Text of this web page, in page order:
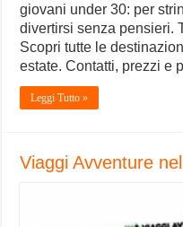
giovani under 30: per
divertirsi senza pensieri.
Scopri tutte le
estate. Contatti, prezzi e
Leggi Tutto »
Viaggi Avventure